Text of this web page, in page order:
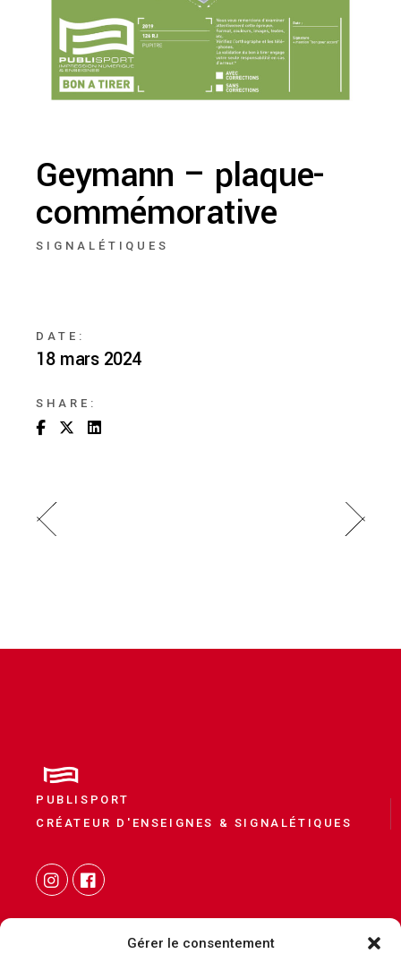
Gérer le consentement
Geymann – plaque-
commémorative
SIGNALÉTIQUES
DATE:
18 mars 2024
SHARE:
PUBLISPORT
CRÉATEUR D'ENSEIGNES & SIGNALÉTIQUES